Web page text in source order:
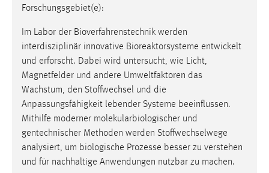
Forschungsgebiet(e):
Im Labor der Bioverfahrenstechnik werden
interdisziplinär innovative Bioreaktorsysteme entwickelt
und erforscht. Dabei wird untersucht, wie Licht,
Magnetfelder und andere Umweltfaktoren das
Wachstum, den Stoffwechsel und die
Anpassungsfähigkeit lebender Systeme beeinflussen.
Mithilfe moderner molekularbiologischer und
gentechnischer Methoden werden Stoffwechselwege
analysiert, um biologische Prozesse besser zu verstehen
und für nachhaltige Anwendungen nutzbar zu machen.